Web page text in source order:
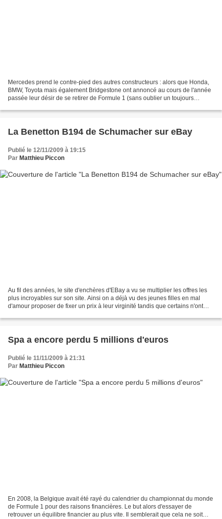
Mercedes prend le contre-pied des autres constructeurs : alors que Honda,
BMW, Toyota mais également Bridgestone ont annoncé au cours de l'année
passée leur désir de se retirer de Formule 1 (sans oublier un toujours
La Benetton B194 de Schumacher sur eBay
Publié le 12/11/2009 à 19:15
Par Matthieu Piccon
Au fil des années, le site d'enchères d'EBay a vu se multiplier les offres les
plus incroyables sur son site. Ainsi on a déjà vu des jeunes filles en mal
d'amour proposer de fixer un prix à leur virginité tandis que certains n'ont
Spa a encore perdu 5 millions d'euros
Publié le 11/11/2009 à 21:31
Par Matthieu Piccon
En 2008, la Belgique avait été rayé du calendrier du championnat du monde
de Formule 1 pour des raisons financières. Le but alors d'essayer de
retrouver un équilibre financier au plus vite. Il semblerait que cela ne soit